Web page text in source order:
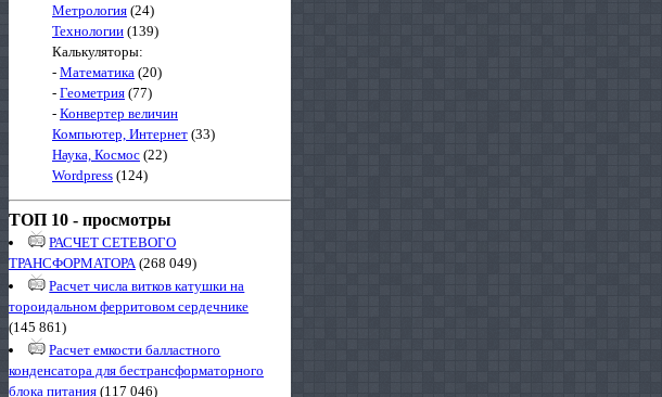
Метрология (24)
Технологии (139)
Калькуляторы:
- Математика (20)
- Геометрия (77)
- Конвертер величин
Компьютер, Интернет (33)
Наука, Космос (22)
Wordpress (124)
ТОП 10 - просмотры
РАСЧЕТ СЕТЕВОГО
ТРАНСФОРМАТОРА(268 049)
Расчет числа витков катушки на
тороидальном ферритовом сердечнике
(145 861)
Расчет емкости балластного
конденсатора для бестрансформаторного
блока питания (117 046)